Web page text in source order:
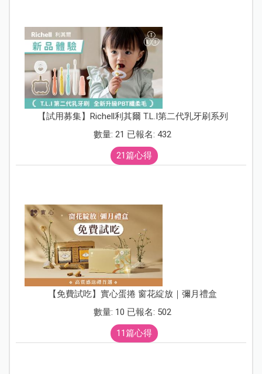
【試用募集】Richell利其爾 T.L.I第二代乳牙刷系列
數量: 21 已報名: 432
21篇心得
【免費試吃】實心蛋捲 窗花綻放｜彌月禮盒
數量: 10 已報名: 502
11篇心得